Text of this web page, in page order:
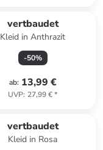
vertbaudet
Kleid in Anthrazit
-50%
ab: 13,99 €
UVP: 27,99 €*
vertbaudet
Kleid in Rosa